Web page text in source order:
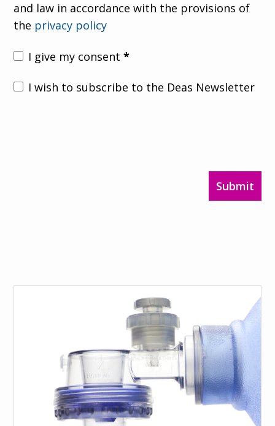
and law in accordance with the provisions of
the privacy policy
I give my consent*
I wish to subscribe to the Deas Newsletter
Submit